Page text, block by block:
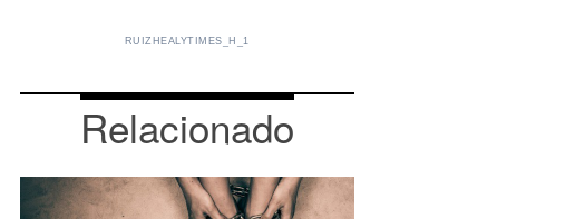
RUIZHEALYTIMES_H_1
Relacionado